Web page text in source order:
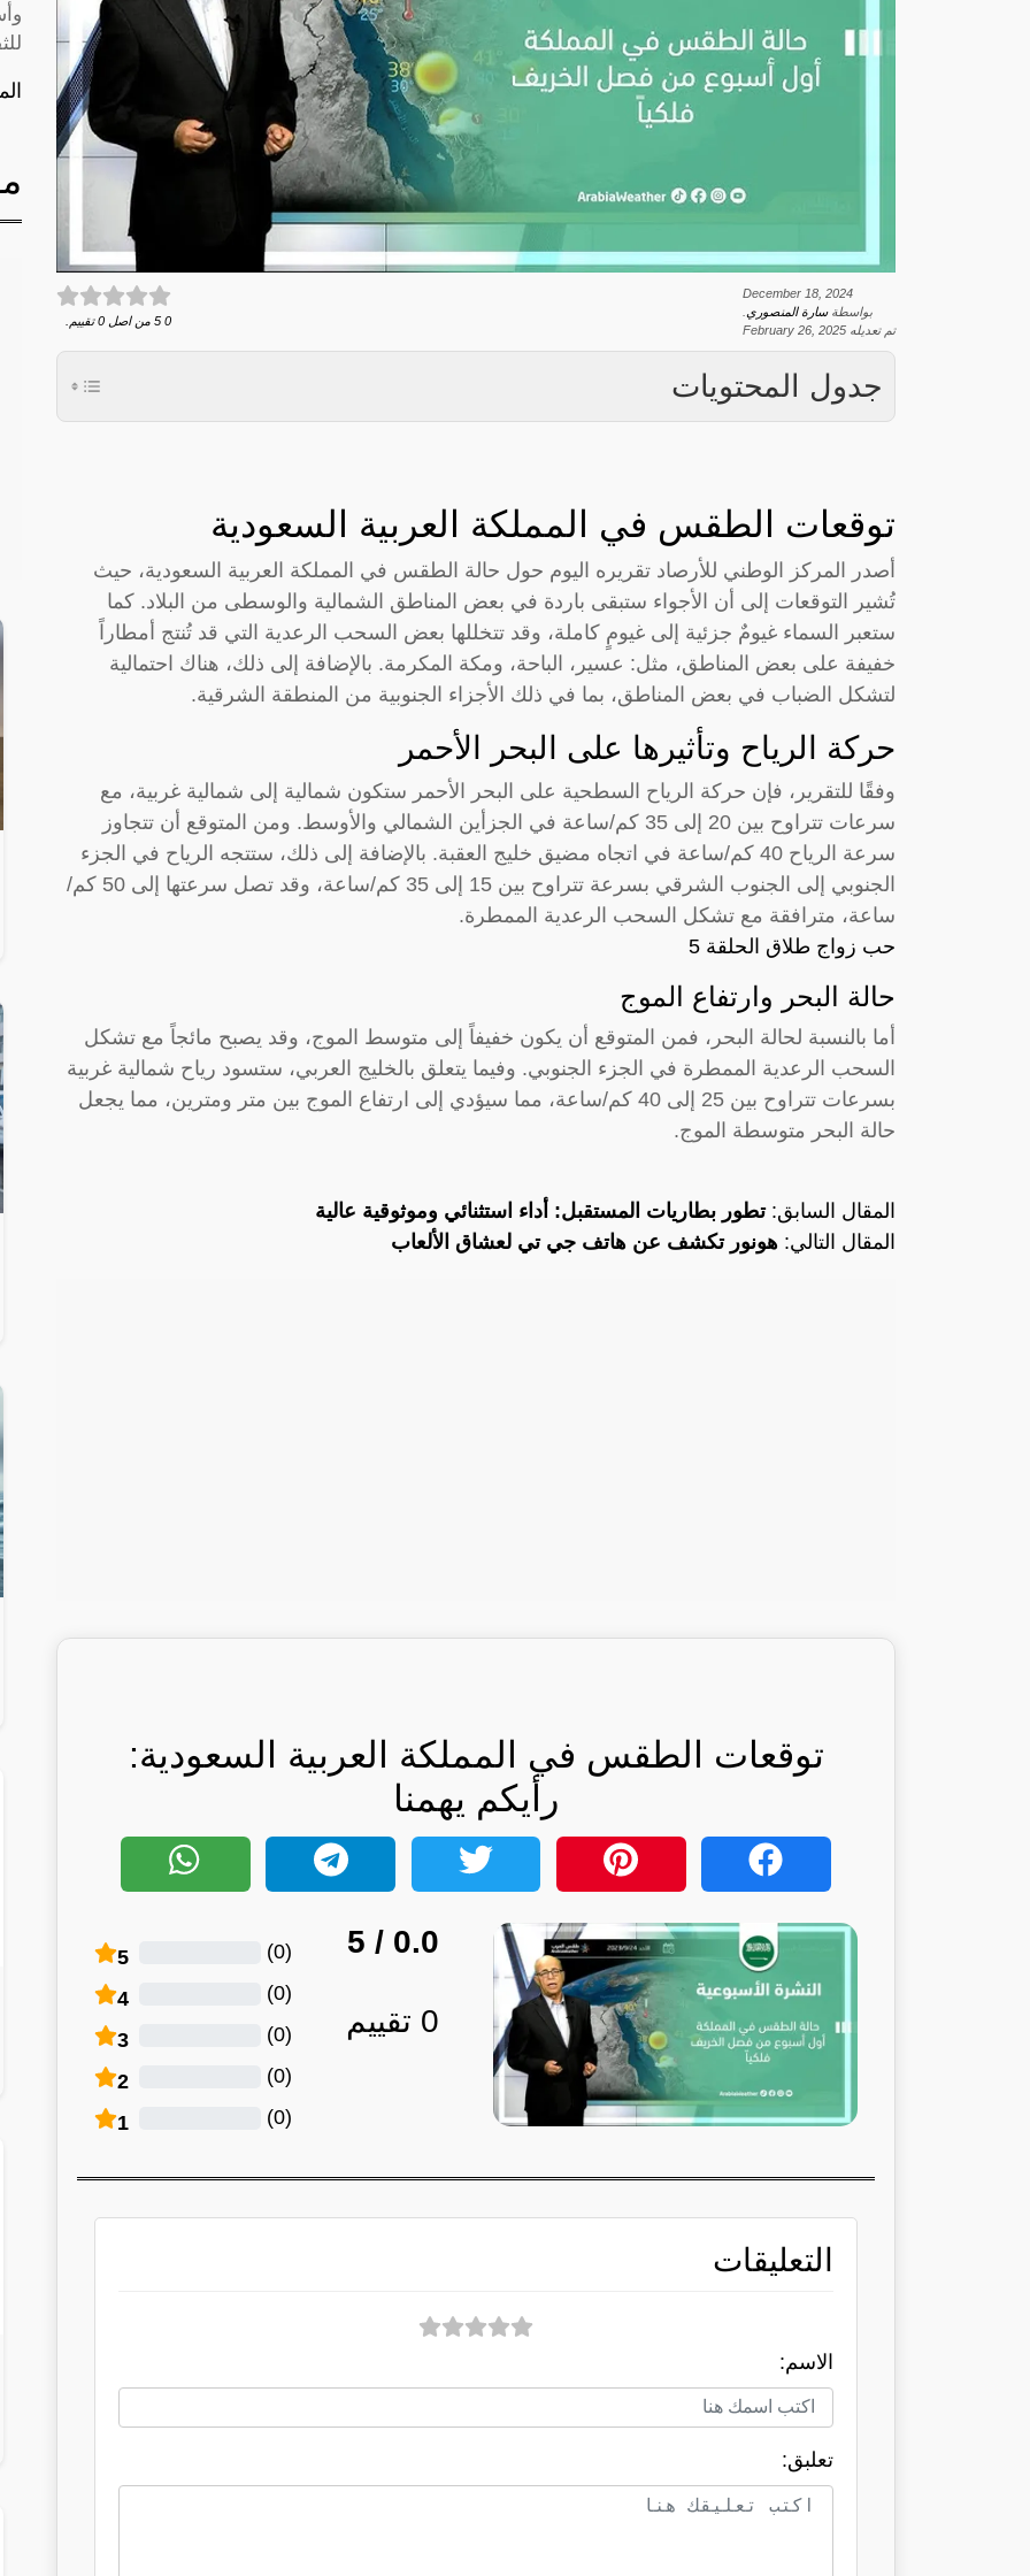
December 18, 2024
بواسطةسارة المنصوري
تم تعديله February 26, 2025
0
5 من اصل 0 تقييم.
جدول المحتويات
توقعات الطقس في المملكة العربية السعودية
أصدر المركز الوطني للأرصاد تقريره اليوم حول حالة الطقس في المملكة العربية السعودية، حيث
تُشير التوقعات إلى أن الأجواء ستبقى باردة في بعض المناطق الشمالية والوسطى من البلاد. كما
ستعبر السماء غيومٌ جزئية إلى غيومٍ كاملة، وقد تتخللها بعض السحب الرعدية التي قد تُنتج أمطاراً
خفيفة على بعض المناطق، مثل: عسير، الباحة، ومكة المكرمة. بالإضافة إلى ذلك، هناك احتمالية
لتشكل الضباب في بعض المناطق، بما في ذلك الأجزاء الجنوبية من المنطقة الشرقية.
حركة الرياح وتأثيرها على البحر الأحمر
وفقًا للتقرير، فإن حركة الرياح السطحية على البحر الأحمر ستكون شمالية إلى شمالية غربية، مع
سرعات تتراوح بين 20 إلى 35 كم/ساعة في الجزأين الشمالي والأوسط. ومن المتوقع أن تتجاوز
سرعة الرياح 40 كم/ساعة في اتجاه مضيق خليج العقبة. بالإضافة إلى ذلك، ستتجه الرياح في الجزء
الجنوبي إلى الجنوب الشرقي بسرعة تتراوح بين 15 إلى 35 كم/ساعة، وقد تصل سرعتها إلى 50 كم/
ساعة، مترافقة مع تشكل السحب الرعدية الممطرة.
حب زواج طلاق الحلقة 5
حالة البحر وارتفاع الموج
أما بالنسبة لحالة البحر، فمن المتوقع أن يكون خفيفاً إلى متوسط الموج، وقد يصبح مائجاً مع تشكل
السحب الرعدية الممطرة في الجزء الجنوبي. وفيما يتعلق بالخليج العربي، ستسود رياح شمالية غربية
بسرعات تتراوح بين 25 إلى 40 كم/ساعة، مما سيؤدي إلى ارتفاع الموج بين متر ومترين، مما يجعل
حالة البحر متوسطة الموج.
المقال السابق:تطور بطاريات المستقبل: أداء استثنائي وموثوقية عالية
المقال التالي: هونور تكشف عن هاتف جي تي لعشاق الألعاب
توقعات الطقس في المملكة العربية السعودية:
رأيكم يهمنا
0.0
/ 5
0 تقييم
5 (
0
)
4 (
0
)
3 (
0
)
2 (
0
)
1 (
0
)
التعليقات
الاسم:
تعلبق: